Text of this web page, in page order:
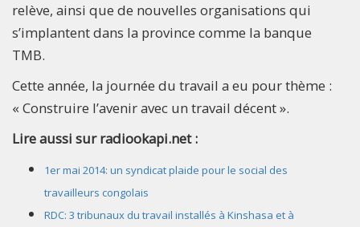
relève, ainsi que de nouvelles organisations qui
s’implantent dans la province comme la banque
TMB.
Cette année, la journée du travail a eu pour thème :
« Construire l’avenir avec un travail décent ».
Lire aussi sur radiookapi.net :
1er mai 2014: un syndicat plaide pour le social des
travailleurs congolais
RDC: 3 tribunaux du travail installés à Kinshasa et à